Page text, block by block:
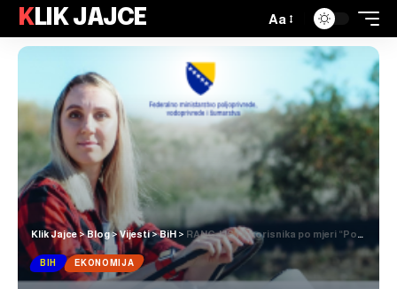
KLIK JAJCE Aa
Klik Jajce>Blog>Vijesti>BiH > RANG-LISTA korisnika po mjeri “Pokretanje poslovanja mladih poljoprivrednika” za 2025. godinu
BIH EKONOMIJA